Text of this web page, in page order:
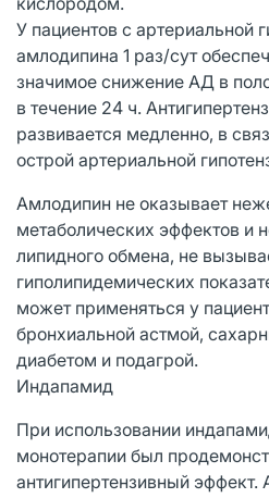
У пациентов с артериальной
амлодипина 1 раз/сут
значимое снижение АД в
в течение 24 ч.
развивается медленно, в
острой артериальной
Амлодипин не оказывает
метаболических эффектов и
липидного обмена, не
гиполипидемических
может применяться у
бронхиальной астмой,
диабетом и подагрой.
Индапамид
При использовании
монотерапии был
антигипертензивный эффект.